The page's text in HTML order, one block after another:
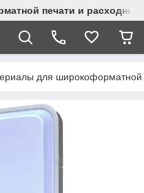
печати и
для широкоформатной